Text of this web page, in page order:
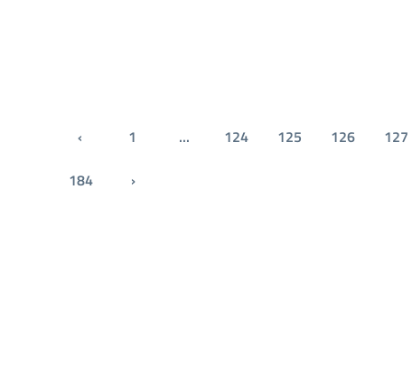
‹Pagina precedente
1 ... 124 125 126 127
184
Pagina successiva
›